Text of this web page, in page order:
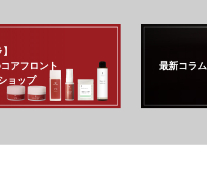
アフロント
ョップ
最新コラム